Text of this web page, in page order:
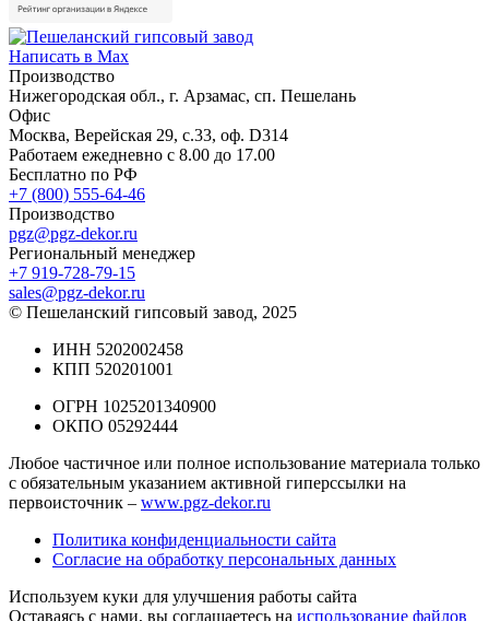
Написать в Max
Производство
Нижегородская обл., г. Арзамас, сп. Пешелань
Офис
Москва, Верейская 29, с.33, оф. D314
Работаем ежедневно с 8.00 до 17.00
Бесплатно по РФ
+7 (800) 555-64-46
Производство
pgz@pgz-dekor.ru
Региональный менеджер
+7 919-728-79-15
sales@pgz-dekor.ru
© Пешеланский гипсовый завод, 2025
ИНН 5202002458
КПП 520201001
ОГРН 1025201340900
ОКПО 05292444
Любое частичное или полное использование материала только
с обязательным указанием активной гиперссылки на
первоисточник – www.pgz-dekor.ru
Политика конфиденциальности сайта
Согласие на обработку персональных данных
Используем куки для улучшения работы сайта
Оставаясь с нами, вы соглашаетесь на использование файлов